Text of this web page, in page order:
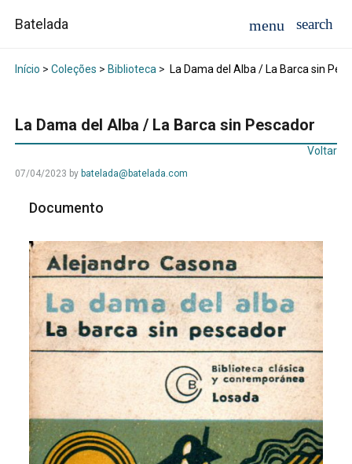
Batelada
Início > Coleções > Biblioteca> La Dama del Alba / La Barca sin
La Dama del Alba / La Barca sin Pescador
Voltar
07/04/2023 by batelada@batelada.com
Documento